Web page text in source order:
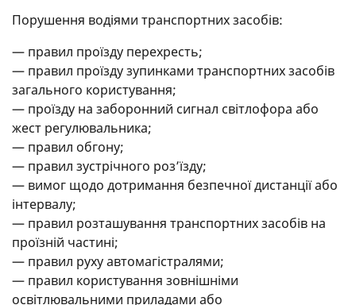
Порушення водіями транспортних засобів:
— правил проїзду перехресть;
— правил проїзду зупинками транспортних засобів
загального користування;
— проїзду на заборонний сигнал світлофора або
жест регулювальника;
— правил обгону;
— правил зустрічного роз’їзду;
— вимог щодо дотримання безпечної дистанції або
інтервалу;
— правил розташування транспортних засобів на
проїзній частині;
— правил руху автомагістралями;
— правил користування зовнішніми
освітлювальними приладами або